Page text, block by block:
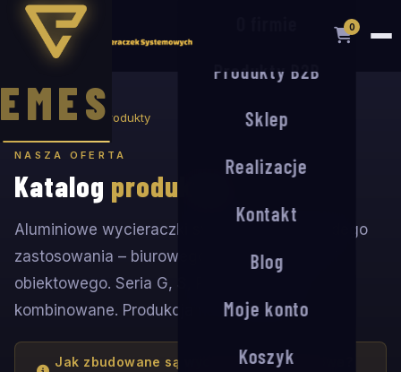
EMES
0
Produkty B2B
Sklep
Realizacje
Kontakt
Blog
Moje konto
Koszyk
Strona główna Produkty
NASZA OFERTA
Katalog produktów
Aluminiowe wycieraczki systemowe dla każdego
zastosowania – biurowego, przemysłowego i
obiektowego. Seria G, S, R oraz systemy
kombinowane. Produkcja na zamówienie.
Jak zbudowane są wycieraczki aluminiowe?